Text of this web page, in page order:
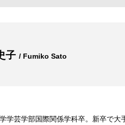
子 / Fumiko Sato
学芸学部国際関係学科卒。新卒で大